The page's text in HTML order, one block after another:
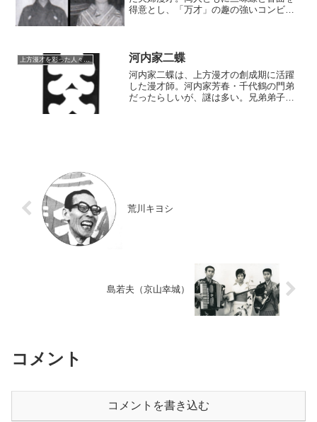
得意とし、「万才」の趣の強いコンビで
重な継承者として、腕を振るった。
上方漫才を彩った人々（仮） 河内家二蝶
河内家二蝶は、上方漫才の創成期に活躍
した漫才師。河内家芳春・千代鶴の門弟
だったらしいが、謎は多い。兄弟弟子の
荒川キヨシ
島若夫（京山幸城）
コメント
コメントを書き込む